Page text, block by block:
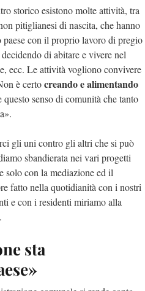
storico esistono molte attività, tra
pitiglianesi di nascita, che hanno
con il proprio lavoro di pregio
di abitare e vivere nel
ecc. Le attività vogliono convivere
è certocreando e alimentando
senso di comunità che tanto
gli uni contro gli altri che si può
sbandierata nei vari progetti
solo con la mediazione ed il
fatto nella quotidianità con i nostri
e con i residenti miriamo alla
sta